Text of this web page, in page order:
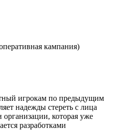
кампания)
игрокам по предыдущим
надежды стереть с лица
организации, которая уже
разработками